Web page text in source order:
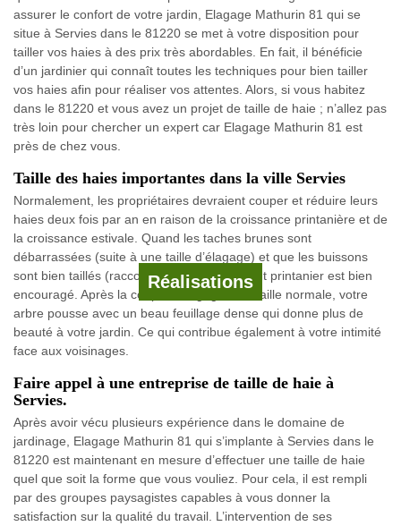
Réalisations
assurer le confort de votre jardin, Elagage Mathurin 81 qui se
situe à Servies dans le 81220 se met à votre disposition pour
tailler vos haies à des prix très abordables. En fait, il bénéficie
d’un jardinier qui connaît toutes les techniques pour bien tailler
vos haies afin pour réaliser vos attentes. Alors, si vous habitez
dans le 81220 et vous avez un projet de taille de haie ; n’allez pas
très loin pour chercher un expert car Elagage Mathurin 81 est
près de chez vous.
Taille des haies importantes dans la ville Servies
Normalement, les propriétaires devraient couper et réduire leurs
haies deux fois par an en raison de la croissance printanière et de
la croissance estivale. Quand les taches brunes sont
débarrassées (suite à une taille d’élagage) et que les buissons
sont bien taillés (raccourcis), l’accroissement printanier est bien
encouragé. Après la coupe d’élagage et la taille normale, votre
arbre pousse avec un beau feuillage dense qui donne plus de
beauté à votre jardin. Ce qui contribue également à votre intimité
face aux voisinages.
Faire appel à une entreprise de taille de haie à
Servies.
Après avoir vécu plusieurs expérience dans le domaine de
jardinage, Elagage Mathurin 81 qui s’implante à Servies dans le
81220 est maintenant en mesure d’effectuer une taille de haie
quel que soit la forme que vous vouliez. Pour cela, il est rempli
par des groupes paysagistes capables à vous donner la
satisfaction sur la qualité du travail. L’intervention de ses